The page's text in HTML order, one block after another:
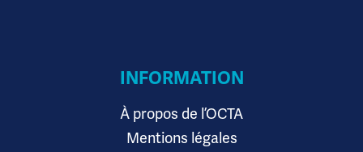
INFORMATION
À propos de l’OCTA
Mentions légales